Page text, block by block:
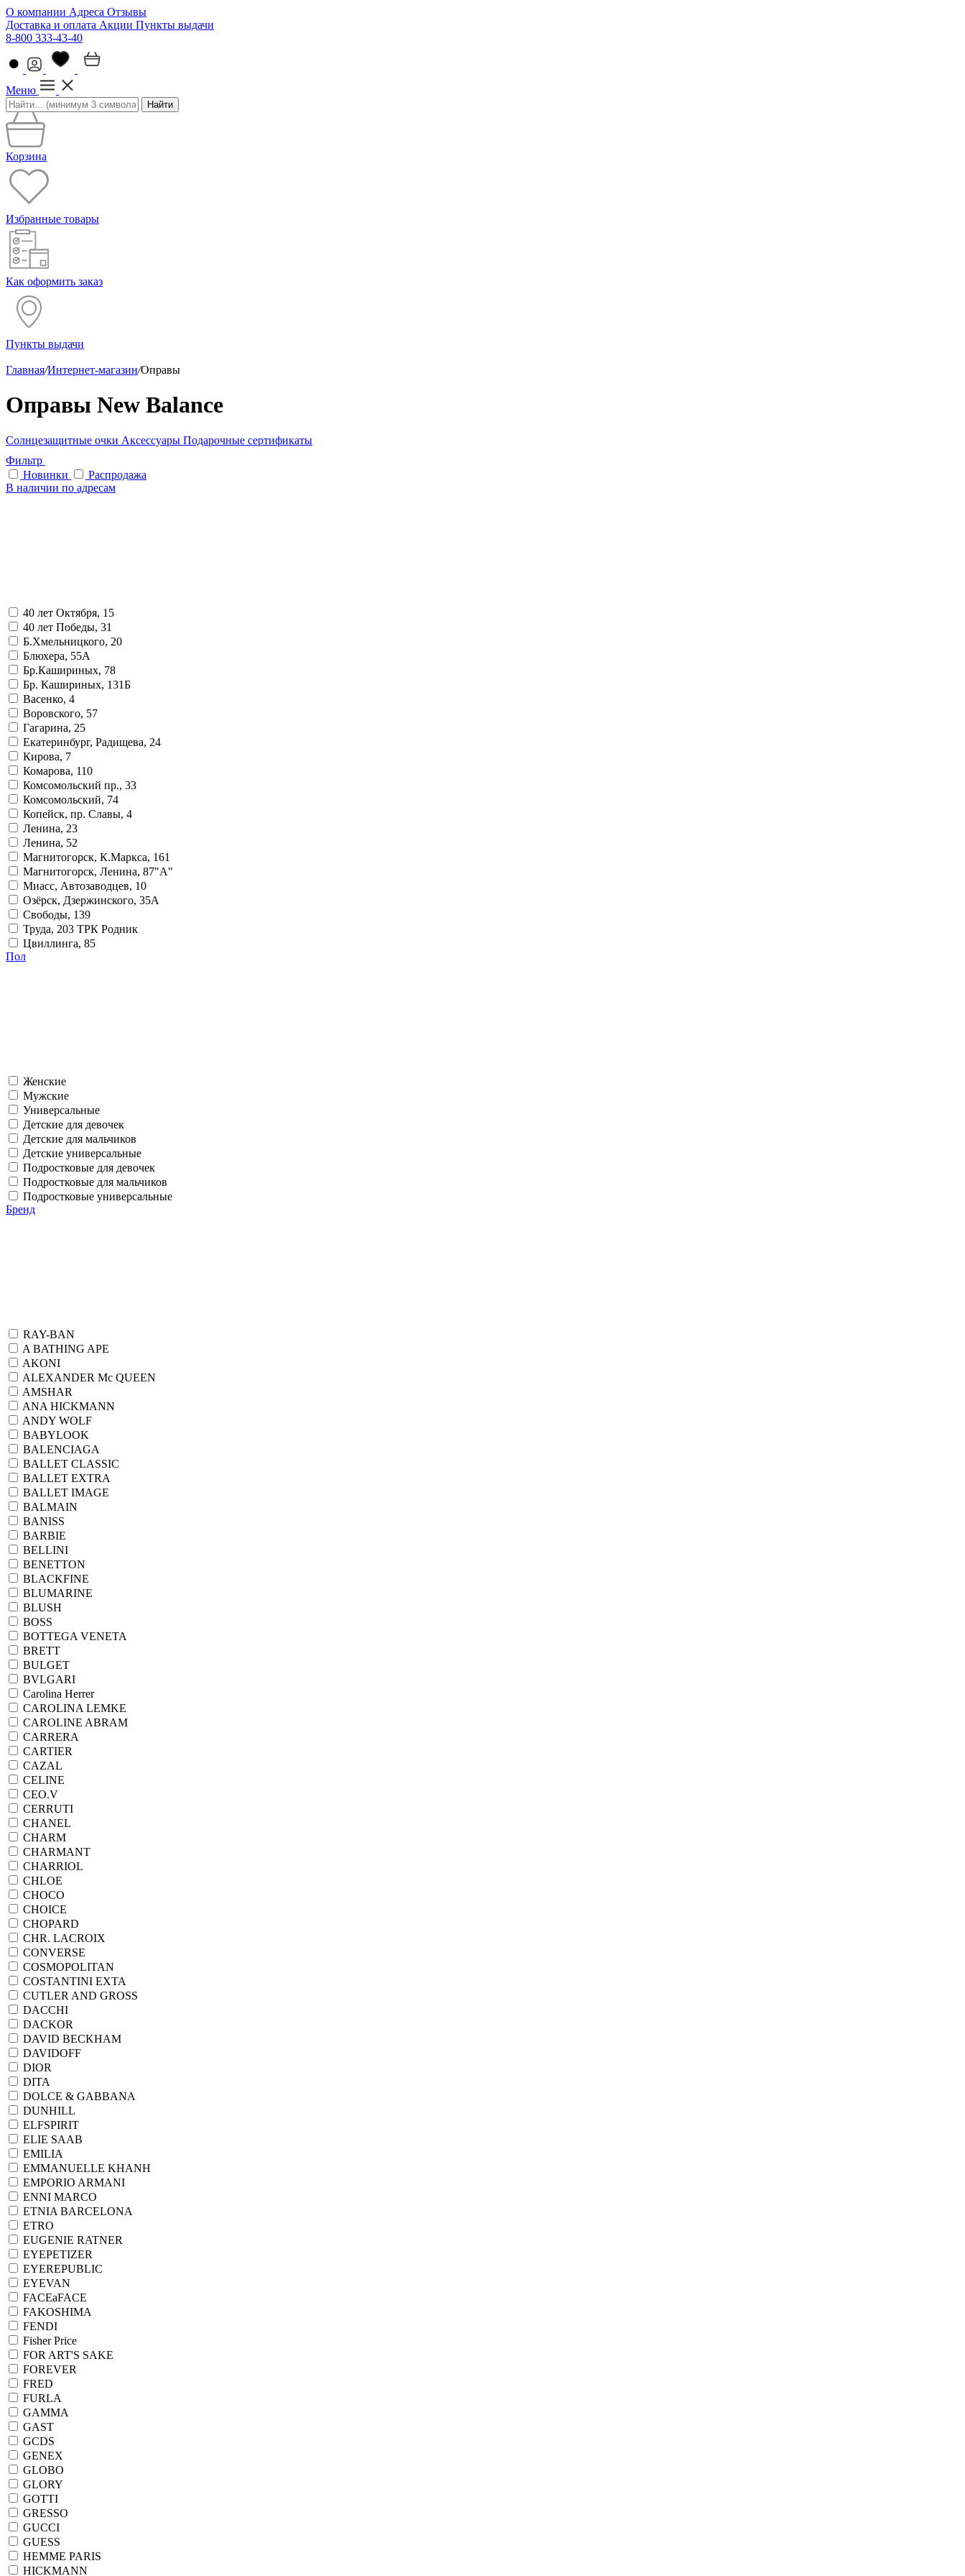
О компании Адреса Отзывы
Доставка и оплата Акции Пункты выдачи
8-800 333-43-40
Меню
Найти
Корзина
Избранные товары
Как оформить заказ
Пункты выдачи
Главная/Интернет-магазин/Оправы
Оправы New Balance
Солнцезащитные очки Аксессуары Подарочные сертификаты
Фильтр
Новинки
Распродажа
В наличии по адресам
40 лет Октября, 15
40 лет Победы, 31
Б.Хмельницкого, 20
Блюхера, 55А
Бр.Кашириных, 78
Бр. Кашириных, 131Б
Васенко, 4
Воровского, 57
Гагарина, 25
Екатеринбург, Радищева, 24
Кирова, 7
Комарова, 110
Комсомольский пр., 33
Комсомольский, 74
Копейск, пр. Славы, 4
Ленина, 23
Ленина, 52
Магнитогорск, К.Маркса, 161
Магнитогорск, Ленина, 87"А"
Миасс, Автозаводцев, 10
Озёрск, Дзержинского, 35А
Свободы, 139
Труда, 203 ТРК Родник
Цвиллинга, 85
Пол
Женские
Мужские
Универсальные
Детские для девочек
Детские для мальчиков
Детские универсальные
Подростковые для девочек
Подростковые для мальчиков
Подростковые универсальные
Бренд
RAY-BAN
A BATHING APE
AKONI
ALEXANDER Mc QUEEN
AMSHAR
ANA HICKMANN
ANDY WOLF
BABYLOOK
BALENCIAGA
BALLET CLASSIC
BALLET EXTRA
BALLET IMAGE
BALMAIN
BANISS
BARBIE
BELLINI
BENETTON
BLACKFINE
BLUMARINE
BLUSH
BOSS
BOTTEGA VENETA
BRETT
BULGET
BVLGARI
Carolina Herrer
CAROLINA LEMKE
CAROLINE ABRAM
CARRERA
CARTIER
CAZAL
CELINE
CEO.V
CERRUTI
CHANEL
CHARM
CHARMANT
CHARRIOL
CHLOE
CHOCO
CHOICE
CHOPARD
CHR. LACROIX
CONVERSE
COSMOPOLITAN
COSTANTINI EXTA
CUTLER AND GROSS
DACCHI
DACKOR
DAVID BECKHAM
DAVIDOFF
DIOR
DITA
DOLCE & GABBANA
DUNHILL
ELFSPIRIT
ELIE SAAB
EMILIA
EMMANUELLE KHANH
EMPORIO ARMANI
ENNI MARCO
ETNIA BARCELONA
ETRO
EUGENIE RATNER
EYEPETIZER
EYEREPUBLIC
EYEVAN
FACEaFACE
FAKOSHIMA
FENDI
Fisher Price
FOR ART'S SAKE
FOREVER
FRED
FURLA
GAMMA
GAST
GCDS
GENEX
GLOBO
GLORY
GOTTI
GRESSO
GUCCI
GUESS
HEMME PARIS
HICKMANN